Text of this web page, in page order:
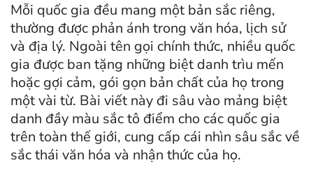
Mỗi quốc gia đều mang một bản sắc riêng,
thường được phản ánh trong văn hóa, lịch sử
và địa lý. Ngoài tên gọi chính thức, nhiều quốc
gia được ban tặng những biệt danh trìu mến
hoặc gợi cảm, gói gọn bản chất của họ trong
một vài từ. Bài viết này đi sâu vào mảng biệt
danh đầy màu sắc tô điểm cho các quốc gia
trên toàn thế giới, cung cấp cái nhìn sâu sắc về
sắc thái văn hóa và nhận thức của họ.